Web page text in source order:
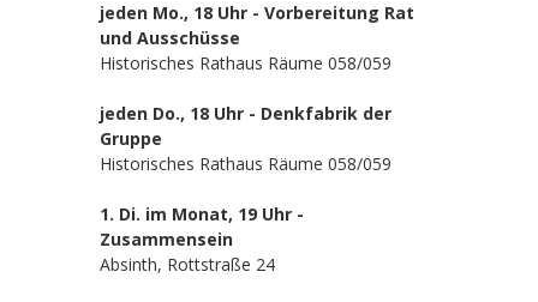
jeden Mo., 18 Uhr - Vorbereitung Rat
und Ausschüsse
Historisches Rathaus Räume 058/059
jeden Do., 18 Uhr - Denkfabrik der
Gruppe
Historisches Rathaus Räume 058/059
1. Di. im Monat, 19 Uhr -
Zusammensein
Absinth, Rottstraße 24